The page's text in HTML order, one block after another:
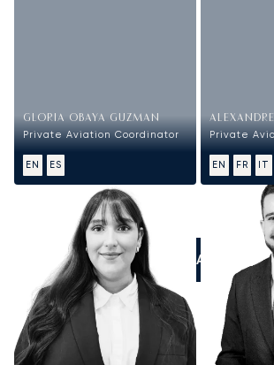
GLORIA OBAYA GUZMAN
Private Aviation Coordinator
EN ES
Private
EN FR IT
LLÁMANOS